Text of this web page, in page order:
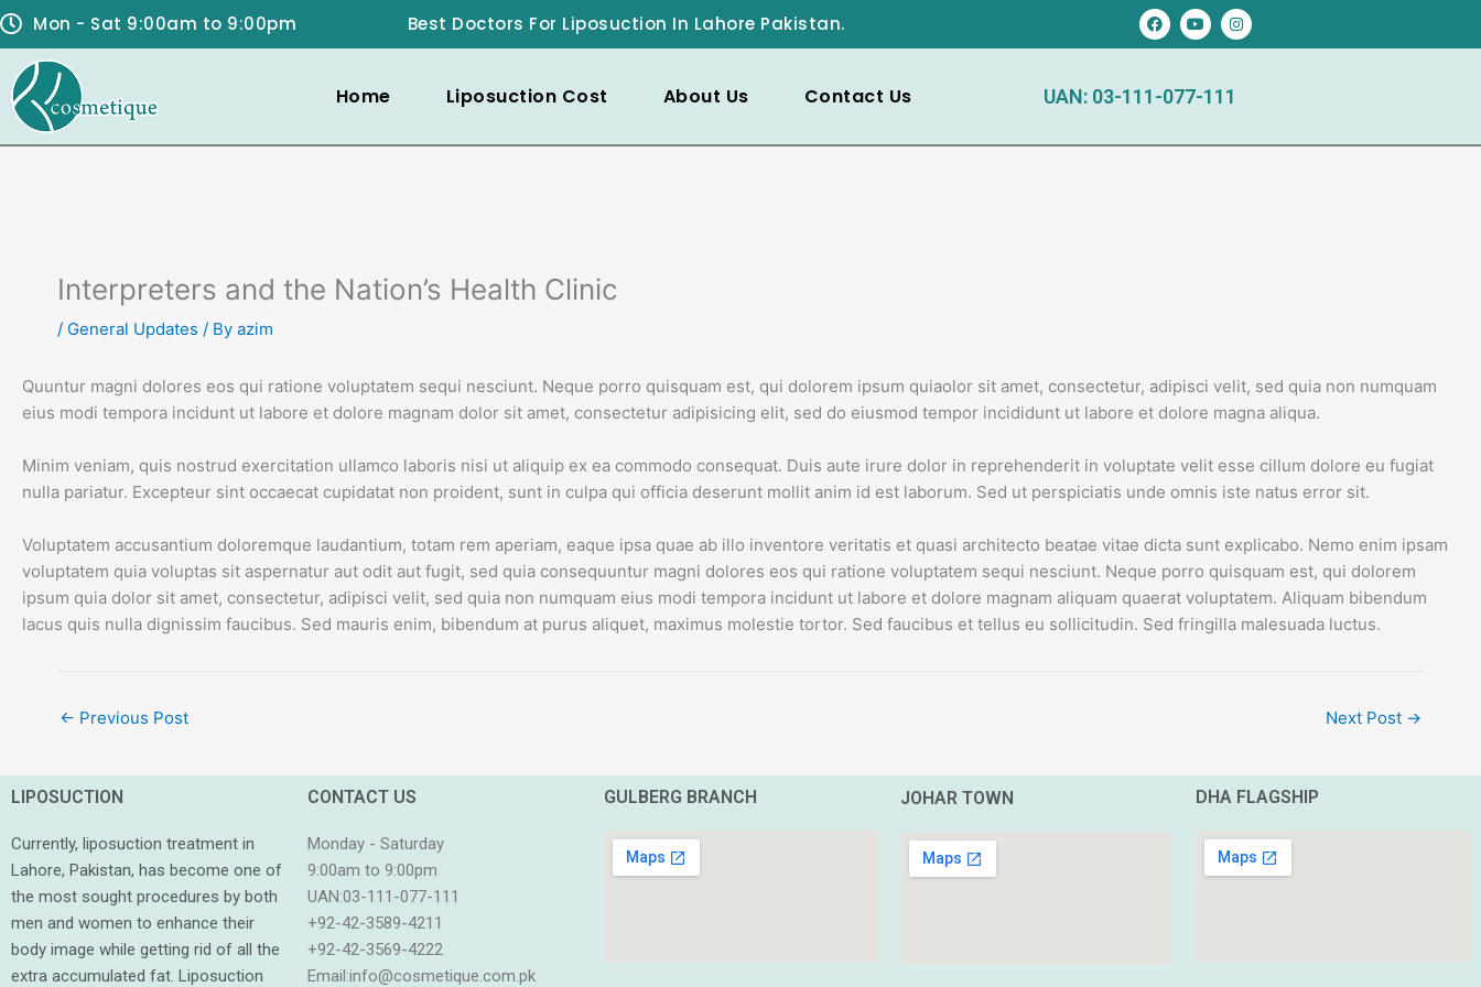
Skip
to
content
Mon - Sat 9:00am to 9:00pm Best Doctors For Liposuction In Lahore Pakistan.
F
a
c
o
Y
o
u
b
I
n
s
Home Liposuction Cost About Us Contact Us UAN: 03-111-077-111
Interpreters and the Nation’s Health Clinic
/ General Updates / By azim
Quuntur magni dolores eos qui ratione voluptatem sequi nesciunt. Neque porro quisquam est, qui dolorem ipsum quiaolor sit amet, consectetur, adipisci velit, sed quia non numquam
eius modi tempora incidunt ut labore et dolore magnam dolor sit amet, consectetur adipisicing elit, sed do eiusmod tempor incididunt ut labore et dolore magna aliqua.
Minim veniam, quis nostrud exercitation ullamco laboris nisi ut aliquip ex ea commodo consequat. Duis aute irure dolor in reprehenderit in voluptate velit esse cillum dolore eu fugiat
nulla pariatur. Excepteur sint occaecat cupidatat non proident, sunt in culpa qui officia deserunt mollit anim id est laborum. Sed ut perspiciatis unde omnis iste natus error sit.
Voluptatem accusantium doloremque laudantium, totam rem aperiam, eaque ipsa quae ab illo inventore veritatis et quasi architecto beatae vitae dicta sunt explicabo. Nemo enim ipsam
voluptatem quia voluptas sit aspernatur aut odit aut fugit, sed quia consequuntur magni dolores eos qui ratione voluptatem sequi nesciunt. Neque porro quisquam est, qui dolorem
ipsum quia dolor sit amet, consectetur, adipisci velit, sed quia non numquam eius modi tempora incidunt ut labore et dolore magnam aliquam quaerat voluptatem. Aliquam bibendum
lacus quis nulla dignissim faucibus. Sed mauris enim, bibendum at purus aliquet, maximus molestie tortor. Sed faucibus et tellus eu sollicitudin. Sed fringilla malesuada luctus.
← Previous Post Next Post →
LIPOSUCTION
Currently, liposuction treatment in
Lahore, Pakistan, has become one of
the most sought procedures by both
men and women to enhance their
body image while getting rid of all the
extra accumulated fat. Liposuction
CONTACT US
Monday - Saturday
9:00am to 9:00pm
UAN:03-111-077-111
+92-42-3589-4211
+92-42-3569-4222
Email:info@cosmetique.com.pk
GULBERG BRANCH JOHAR TOWN DHA FLAGSHIP